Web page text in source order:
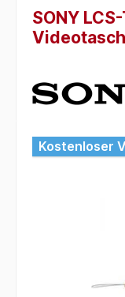
SONY
Bildergalerie
Kostenloser